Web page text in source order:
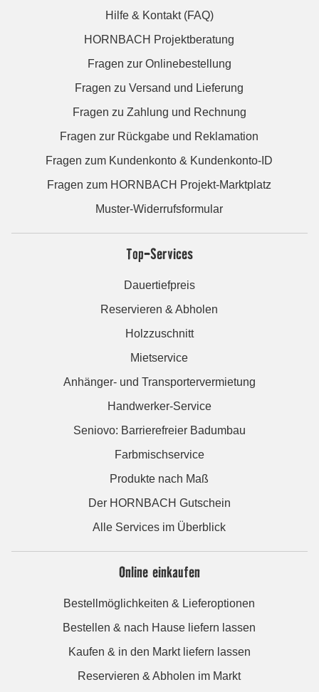
Hilfe & Kontakt (FAQ)
HORNBACH Projektberatung
Fragen zur Onlinebestellung
Fragen zu Versand und Lieferung
Fragen zu Zahlung und Rechnung
Fragen zur Rückgabe und Reklamation
Fragen zum Kundenkonto & Kundenkonto-ID
Fragen zum HORNBACH Projekt-Marktplatz
Muster-Widerrufsformular
Top-Services
Dauertiefpreis
Reservieren & Abholen
Holzzuschnitt
Mietservice
Anhänger- und Transportervermietung
Handwerker-Service
Seniovo: Barrierefreier Badumbau
Farbmischservice
Produkte nach Maß
Der HORNBACH Gutschein
Alle Services im Überblick
Online einkaufen
Bestellmöglichkeiten & Lieferoptionen
Bestellen & nach Hause liefern lassen
Kaufen & in den Markt liefern lassen
Reservieren & Abholen im Markt